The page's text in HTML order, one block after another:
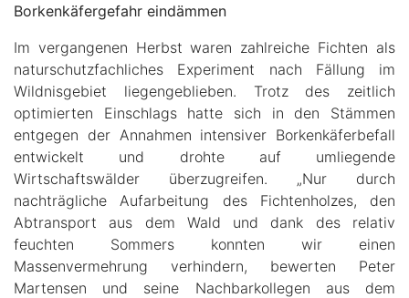
Borkenkäfergefahr eindämmen
Im vergangenen Herbst waren zahlreiche Fichten als
naturschutzfachliches Experiment nach Fällung im
Wildnisgebiet liegengeblieben. Trotz des zeitlich
optimierten Einschlags hatte sich in den Stämmen
entgegen der Annahmen intensiver Borkenkäferbefall
entwickelt und drohte auf umliegende
Wirtschaftswälder überzugreifen. „Nur durch
nachträgliche Aufarbeitung des Fichtenholzes, den
Abtransport aus dem Wald und dank des relativ
feuchten Sommers konnten wir einen
Massenvermehrung verhindern, bewerten Peter
Martensen und seine Nachbarkollegen aus dem